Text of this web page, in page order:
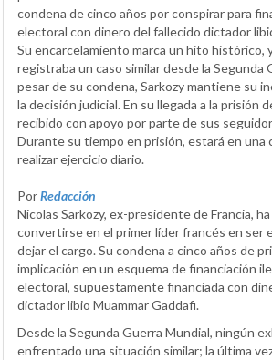
condena de cinco años por conspirar para
electoral con dinero del fallecido dictador
Su encarcelamiento marca un hito histórico,
registraba un caso similar desde la Segunda
pesar de su condena, Sarkozy mantiene su
la decisión judicial. En su llegada a la prisión
recibido con apoyo por parte de sus
Durante su tiempo en prisión, estará en una
realizar ejercicio diario.
PorRedacción
Nicolas Sarkozy, ex-presidente de Francia,
convertirse en el primer líder francés en ser
dejar el cargo. Su condena a cinco años de
implicación en un esquema de financiación
electoral, supuestamente financiada con
dictador libio Muammar Gaddafi.
Desde la Segunda Guerra Mundial, ningún
enfrentado una situación similar; la última